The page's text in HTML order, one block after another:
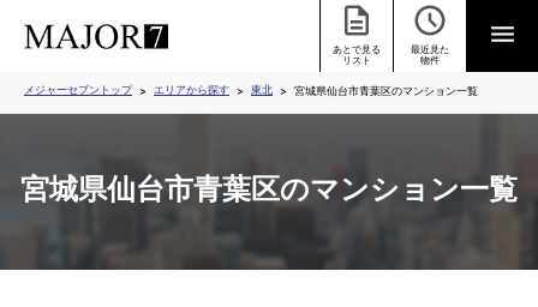
あとで見る
リスト
最近見た
物件
メジャーセブントップ エリアから探す 東北 宮城県仙台市青葉区のマンション一覧
宮城県仙台市青葉区のマンション一覧